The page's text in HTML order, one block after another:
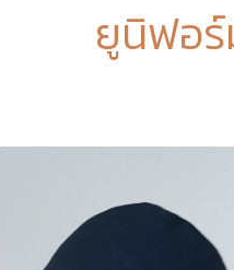
ยูนิฟอ